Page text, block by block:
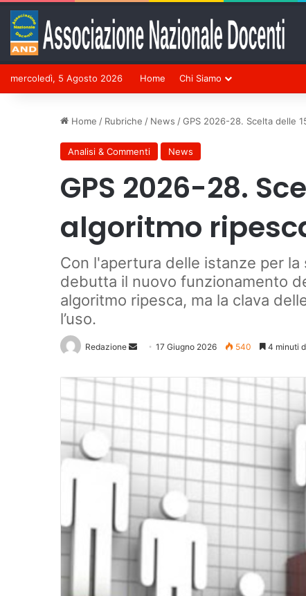
mercoledì, 5 Agosto 2026 Home Chi Siamo
Home / Rubriche / News /GPS 2026-28. Scelta delle
Analisi & Commenti News
GPS 2026-28.
algoritmo
Con l'apertura delle istanze per
debutta il nuovo funzionamento
algoritmo ripesca, ma la clava
l’uso.
Redazione
Invia 17 Giugno 2026 540 4 minuti